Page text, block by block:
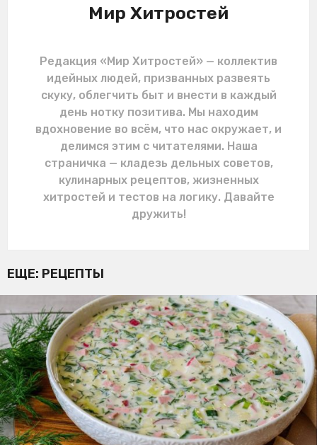
Мир Хитростей
Редакция «Мир Хитростей» — коллектив
идейных людей, призванных развеять
скуку, облегчить быт и внести в каждый
день нотку позитива. Мы находим
вдохновение во всём, что нас окружает, и
делимся этим с читателями. Наша
страничка — кладезь дельных советов,
кулинарных рецептов, жизненных
хитростей и тестов на логику. Давайте
дружить!
ЕЩЕ: РЕЦЕПТЫ